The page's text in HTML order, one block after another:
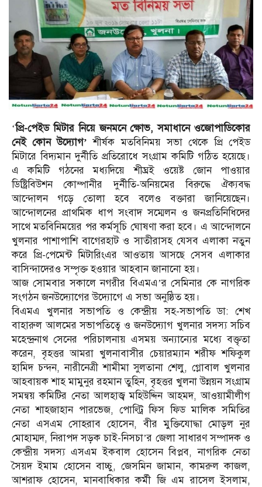
‘প্রি-পেইড মিটার নিয়ে জনমনে ক্ষোভ, সমাধানে ওজোপাডিকোর
নেই কোন উদ্যোগ’শীর্ষক মতবিনিময় সভা থেকে প্রি পেইড
মিটারে বিদ্যমান দুর্নীতি প্রতিরোধে সংগ্রাম কমিটি গঠিত হয়েছে।
এ কমিটি গঠনের মধ্যদিয়ে শীঘ্রই ওয়েষ্ট জোন পাওয়ার
ডিষ্ট্রিবিউশন কোম্পানীর দুর্নীতি-অনিয়মের বিরুদ্ধে ঐক্যবদ্ধ
আন্দোলন গড়ে তোলা হবে বলেও বক্তারা জানিয়েছেন।
আন্দোলনের প্রাথমিক ধাপ সংবাদ সম্মেলন ও জনপ্রতিনিধিদের
সাথে মতবিনিময়ের পর কর্মসূচি ঘোষণা করা হবে। এ আন্দোলনে
খুলনার পাশাপাশি বাগেরহাট ও সাতীরাসহ যেসব এলাকা নতুন
করে প্রি-পেমেন্ট মিটারিংএর আওতায় আসছে সেসব এলাকার
বাসিন্দাদেরও সম্পৃক্ত হওয়ার আহবান জানানো হয়।
আজ সোমবার সকালে নগরীর বিএমএ’র সেমিনার কে নাগরিক
সংগঠন জনউদ্যোগের উদ্যোগে এ সভা অনুষ্ঠিত হয়।
বিএমএ খুলনার সভাপতি ও কেন্দ্রীয় সহ-সভাপতি ডা: শেখ
বাহারুল আলমের সভাপতিত্বে ও জনউদ্যোগ খুলনার সদস্য সচিব
মহেন্দ্রনাথ সেনের পরিচালনায় এসময় অন্যান্যের মধ্যে বক্তৃতা
করেন, বৃহত্তর আমরা খুলনাবাসীর চেয়ারম্যান শরীফ শফিকুল
হামিদ চন্দন, নারীনেত্রী শামীমা সুলতানা শেলু, গ্লোবাল খুলনার
আহবায়ক শাহ মামুনুর রহমান তুহিন, বৃহত্তর খুলনা উন্নয়ন সংগ্রাম
সমন্বয় কমিটির নেতা আলহাজ্ব মহিউদ্দিন আহমদ, আওয়ামীলীগ
নেতা শাহজাহান পারভেজ, পোল্ট্রি ফিস ফিড মালিক সমিতির
নেতা এসএম সোহরাব হোসেন, বীর মুক্তিযোদ্ধা মোড়ল নুর
মোহাম্মদ, নিরাপদ সড়ক চাই-নিসচা’র জেলা সাধারণ সম্পাদক ও
কেন্দ্রীয় সদস্য এসএম ইকবাল হোসেন বিপ্লব, নাগরিক নেতা
সৈয়দ ইমাম হোসেন বাচ্চু, জেসমিন জামান, কামরুল কাজল,
আশরাফ হোসেন, মানবাধিকার কর্মী জি এম রাসেল ইসলাম,